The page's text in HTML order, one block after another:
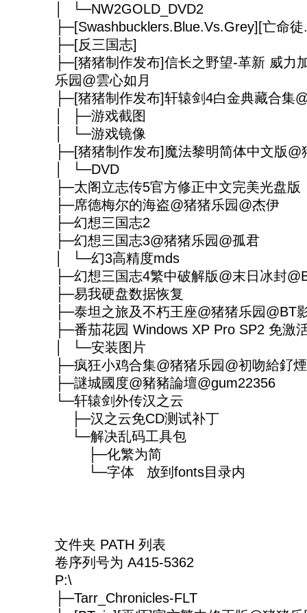
│ └─NW2GOLD_DVD2
├─[Swashbucklers.Blue.Vs.Grey][亡命
├─[反三国志]
├─[猪猪制作发布]信长之野望-革新 威力
乐园@雲心如月
├─[猪猪制作发布]轩辕剑4白金典藏合集
│ ├─游戏截图
│ └─游戏镜像
├─[猪猪制作发布]魔法黎明简体中文版@
│ └─DVD
├─太阁立志传5官方修正中文完美光盘版
├─席德梅尔的海盗@猪猪乐园@杰伊
├─幻想三国志2
├─幻想三国志3@猪猪乐园@孤君
│ └─幻3高精度mds
├─幻想三国志4繁中破解版@末日冰封
├─易我硬盘数据恢复
├─泰坦之旅及不朽王座@猪猪乐园@BT
├─番茄花园 Windows XP Pro SP2 免激
│ └─安装图片
├─疯狂小鸡合集@猪猪乐园@初吻給釕煙
├─謎城國度@豬豬論壇@gum22356
└─轩辕剑外传汉之云
├─汉之云免CD测试补丁
└─解决乱码工具包
├─化繁为简
└─字体 放到fonts目录内
文件夹 PATH 列表
卷序列号为 A415-5362
P:\
├─Tarr_Chronicles-FLT